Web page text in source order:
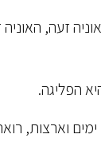
זעה,
הפליגה.
וארצות,